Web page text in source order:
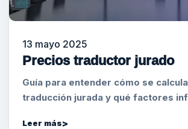
13 mayo 2025
Precios traductor jurado
Guía para entender cómo se
traducción jurada y qué factores
Leer más